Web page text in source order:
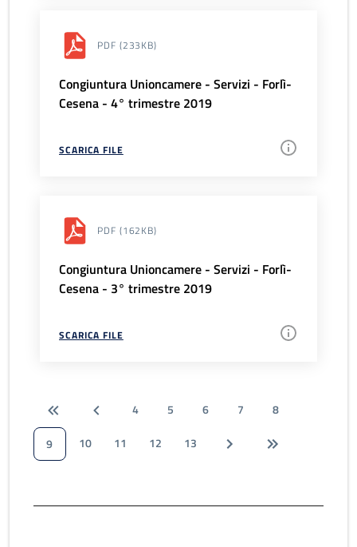
PDF (233KB)
Congiuntura Unioncamere - Servizi - Forlì-
Cesena - 4° trimestre 2019
SCARICA FILE
PDF (162KB)
Congiuntura Unioncamere - Servizi - Forlì-
Cesena - 3° trimestre 2019
SCARICA FILE
4 5 6 7
8
9
10 11 12 13